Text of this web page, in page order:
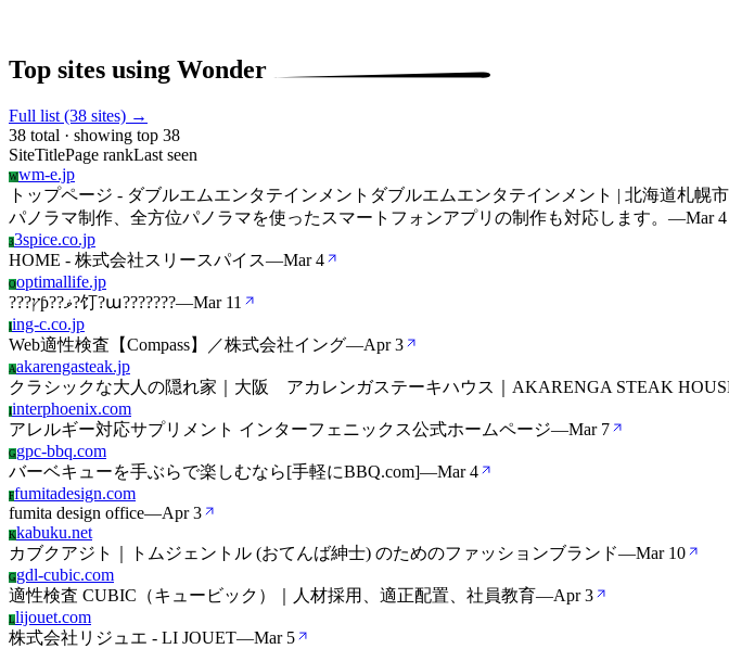
Top sites using Wonder
Full list (38 sites) →
38 total · showing top 38
SiteTitlePage rankLast seen
Wwm-e.jp
トップページ - ダブルエムエンタテインメントダブルエムエンタテインメント | 北海道札
パノラマ制作、全方位パノラマを使ったスマートフォンアプリの制作も対応します。 —Mar 4
33spice.co.jp
HOME - 株式会社スリースパイス—Mar 4
Ooptimallife.jp
???ץƥ??ޥ?饤?ա???????—Mar 11
Iing-c.co.jp
Web適性検査【Compass】／株式会社イング—Apr 3
Aakarengasteak.jp
クラシックな大人の隠れ家｜大阪 アカレンガステーキハウス｜AKARENGA STEAK
Iinterphoenix.com
アレルギー対応サプリメント インターフェニックス公式ホームページ—Mar 7
Ggpc-bbq.com
バーベキューを手ぶらで楽しむなら[手軽にBBQ.com]—Mar 4
Ffumitadesign.com
fumita design office—Apr 3
Kkabuku.net
カブクアジト｜トムジェントル (おてんば紳士) のためのファッションブランド—Mar 10
Ggdl-cubic.com
適性検査 CUBIC（キュービック）｜人材採用、適正配置、社員教育—Apr 3
Llijouet.com
株式会社リジュエ - LI JOUET—Mar 5